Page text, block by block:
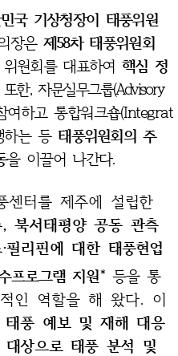
국 기상청장이 태풍위원
장은 제58차 태풍위원회
원회를 대표하여 핵심 정
또한, 자문실무그룹(Advisory
여하고 통합워크숍(Integrat
하는 등 태풍위원회의 주
을 이끌어 나간다.
센터를 제주에 설립한
, 북서태평양 공동 관측
리핀에 대한 태풍현업
프로그램 지원* 등을 통
인 역할을 해 왔다. 이
태풍 예보 및 재해 대응
대상으로 태풍 분석 및